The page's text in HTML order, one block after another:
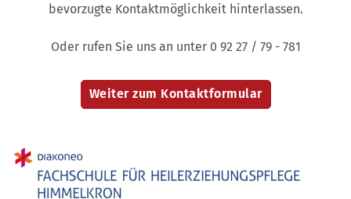
bevorzugte Kontaktmöglichkeit hinterlassen.
Oder rufen Sie uns an unter 0 92 27 / 79 - 781